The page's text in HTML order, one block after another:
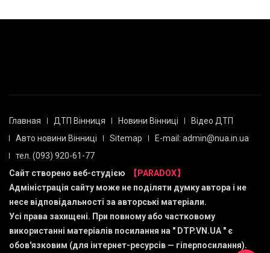
Главная ДТП Вінниця Новини Вінниці
Відео ДТП
Авто новини Вінниці
Sitemap
E-mail: admin@nua.in.ua
тел. (093) 920-61-77
Сайт створено веб-студією
【PARADOX】
Адміністрація сайту може не поділяти думку автора і не
несе відповідальності за авторські матеріали.
Усі права захищені. При повному або частковому
використанні матеріалів посилання на " DTP.VN.UA " є
обов'язковим (для інтернет-ресурсів — гіперпосилання).